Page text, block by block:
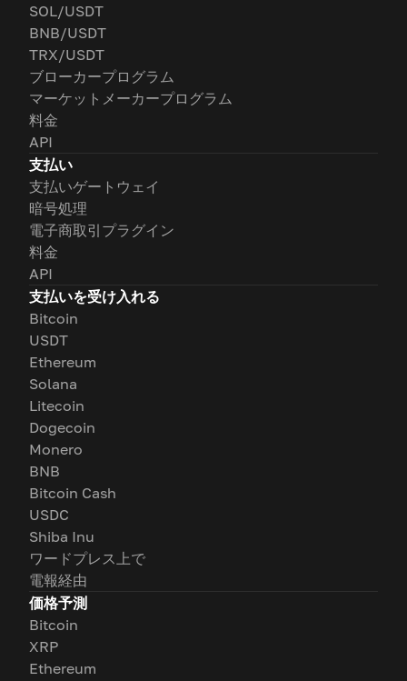
SOL/USDT
BNB/USDT
TRX/USDT
ブローカープログラム
マーケットメーカープログラム
料金
API
支払い
支払いゲートウェイ
暗号処理
電子商取引プラグイン
料金
API
支払いを受け入れる
Bitcoin
USDT
Ethereum
Solana
Litecoin
Dogecoin
Monero
BNB
Bitcoin Cash
USDC
Shiba Inu
ワードプレス上で
電報経由
価格予測
Bitcoin
XRP
Ethereum